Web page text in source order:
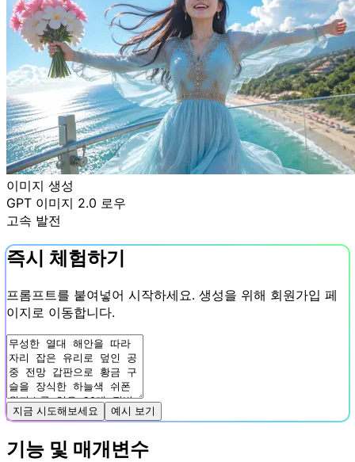
이미지 생성
GPT 이미지 2.0 로우
고속 발전
즉시 체험하기
프롬프트를 붙여넣어 시작하세요. 생성을 위해 회원가입 페
이지로 이동합니다.
지금 시도해보세요 예시 보기
기능 및 매개변수